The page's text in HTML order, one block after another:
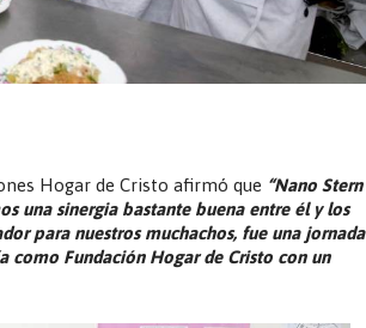
Hogar de Cristo afirmó que “Nano Stern
una sinergia bastante buena entre él y los
para nuestros muchachos, fue una jornada
como Fundación Hogar de Cristo con un